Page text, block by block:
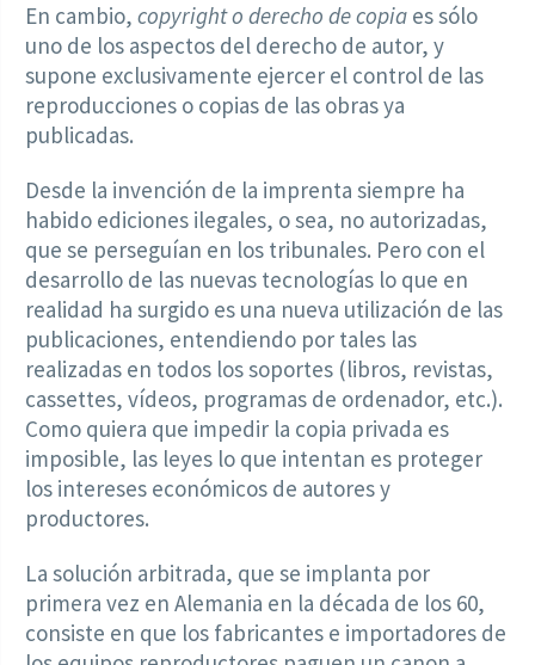
En cambio, copyright o derecho de copia es sólo
uno de los aspectos del derecho de autor, y
supone exclusivamente ejercer el control de las
reproducciones o copias de las obras ya
publicadas.
Desde la invención de la imprenta siempre ha
habido ediciones ilegales, o sea, no autorizadas,
que se perseguían en los tribunales. Pero con el
desarrollo de las nuevas tecnologías lo que en
realidad ha surgido es una nueva utilización de las
publicaciones, entendiendo por tales las
realizadas en todos los soportes (libros, revistas,
cassettes, vídeos, programas de ordenador, etc.).
Como quiera que impedir la copia privada es
imposible, las leyes lo que intentan es proteger
los intereses económicos de autores y
productores.
La solución arbitrada, que se implanta por
primera vez en Alemania en la década de los 60,
consiste en que los fabricantes e importadores de